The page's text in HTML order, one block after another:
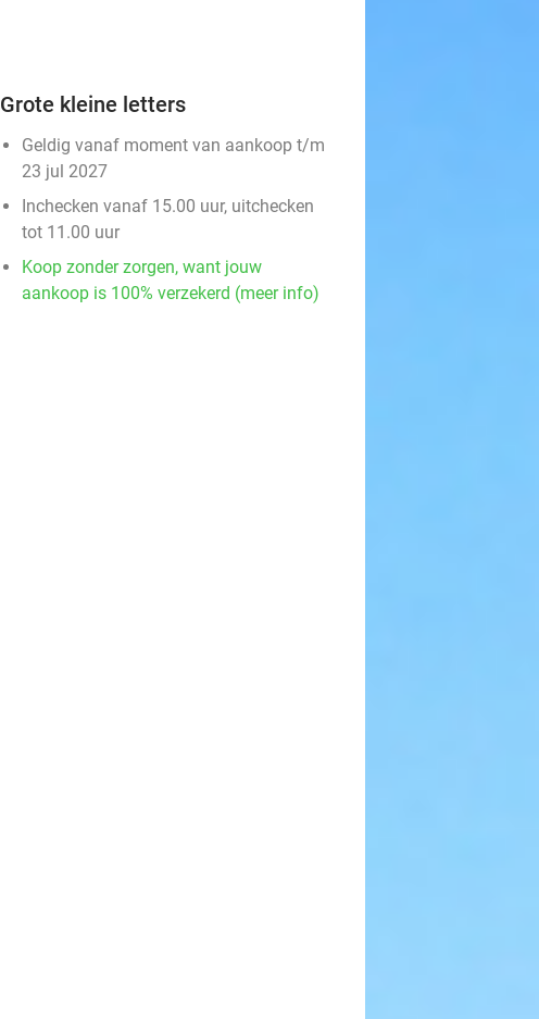
Grote kleine letters
Geldig vanaf moment van aankoop t/m
23 jul 2027
Inchecken vanaf 15.00 uur, uitchecken
tot 11.00 uur
Koop zonder zorgen, want jouw
aankoop is 100% verzekerd (meer info)